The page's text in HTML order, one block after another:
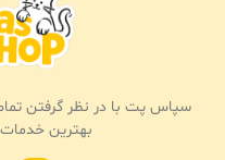
سپاس پت با در نظر گرفتن
بهترین